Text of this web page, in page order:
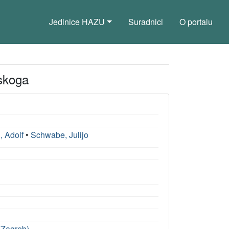
Jedinice HAZU Suradnici O portalu
Adolf•Schwabe, Julijo